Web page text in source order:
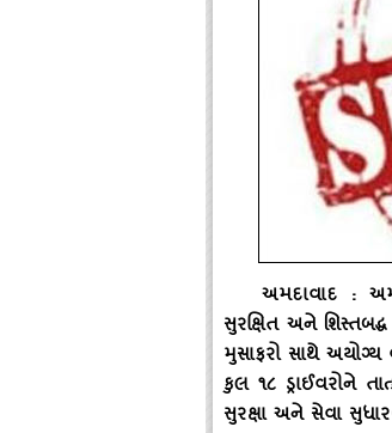
અમદાવાદ :
સુરક્ષિત અને
મુસાફરો સાથે
કુલ ૧૮ ડ્રાઈવરોને
સુરક્ષા અને સેવા